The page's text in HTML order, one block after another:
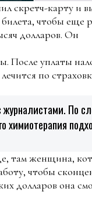
скретч-карту и
чтобы еще
долларов. Он
После уплаты
по
По
химиотерапия
там женщина,
чтобы
долларов она